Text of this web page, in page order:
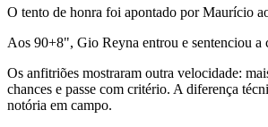
O tento de honra foi apontado por Maurício
Aos 90+8", Gio Reyna entrou e sentenciou a
Os anfitriões mostraram outra velocidade:
chances e passe com critério. A diferença
notória em campo.